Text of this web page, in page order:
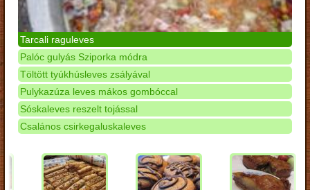
Tarcali raguleves
Palóc gulyás Sziporka módra
Töltött tyúkhúsleves zsályával
Pulykazúza leves mákos gombóccal
Sóskaleves reszelt tojással
Csalános csirkegaluskaleves